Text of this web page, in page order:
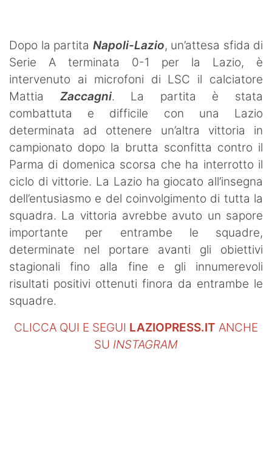
Dopo la partita Napoli-Lazio, un’attesa sfida di
Serie A terminata 0-1 per la Lazio, è
intervenuto ai microfoni di LSC il calciatore
Mattia Zaccagni. La partita è stata
combattuta e difficile con una Lazio
determinata ad ottenere un’altra vittoria in
campionato dopo la brutta sconfitta contro il
Parma di domenica scorsa che ha interrotto il
ciclo di vittorie. La Lazio ha giocato all’insegna
dell’entusiasmo e del coinvolgimento di tutta la
squadra. La vittoria avrebbe avuto un sapore
importante per entrambe le squadre,
determinate nel portare avanti gli obiettivi
stagionali fino alla fine e gli innumerevoli
risultati positivi ottenuti finora da entrambe le
squadre.
CLICCA QUI E SEGUI LAZIOPRESS.IT ANCHE
SU INSTAGRAM